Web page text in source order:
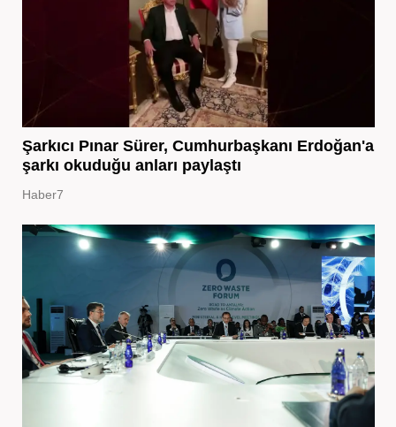
Şarkıcı Pınar Sürer, Cumhurbaşkanı Erdoğan'a
şarkı okuduğu anları paylaştı
Haber7